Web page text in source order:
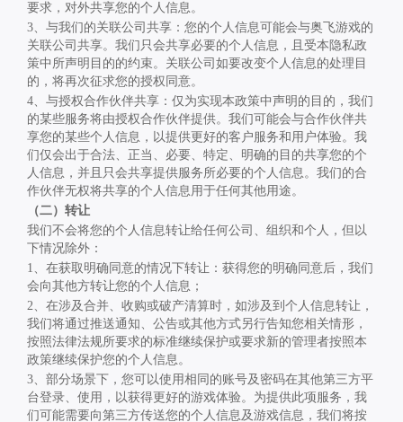
要求，对外共享您的个人信息。
3 、与我们的关联公司共享：您的个人信息可能会与奥飞游戏的
关联公司共享。我们只会共享必要的个人信息，且受本隐私政
策中所声明目的的约束。关联公司如要改变个人信息的处理目
的，将再次征求您的授权同意。
4 、与授权合作伙伴共享：仅为实现本政策中声明的目的，我们
的某些服务将由授权合作伙伴提供。我们可能会与合作伙伴共
享您的某些个人信息，以提供更好的客户服务和用户体验。我
们仅会出于合法、正当、必要、特定、明确的目的共享您的个
人信息，并且只会共享提供服务所必要的个人信息。我们的合
作伙伴无权将共享的个人信息用于任何其他用途。
（二）转让
我们不会将您的个人信息转让给任何公司、组织和个人，但以
下情况除外：
1
、在获取明确同意的情况下转让：获得您的明确同意后，我们
会向其他方转让您的个人信息；
2 、在涉及合并、收购或破产清算时，如涉及到个人信息转让，
我们将通过推送通知、公告或其他方式另行告知您相关情形，
按照法律法规所要求的标准继续保护或要求新的管理者按照本
政策继续保护您的个人信息。
3 、部分场景下，您可以使用相同的账号及密码在其他第三方平
台登录、使用，以获得更好的游戏体验。为提供此项服务，我
们可能需要向第三方传送您的个人信息及游戏信息，我们将按